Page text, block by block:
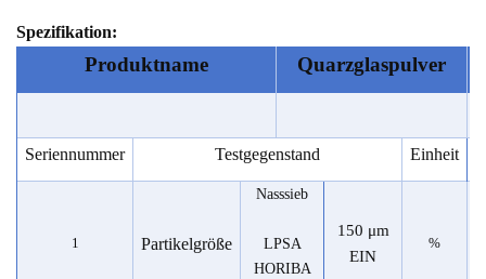
Spezifikation:
Produktname Quarzglaspulver
Seriennummer Testgegenstand Einheit
1 Partikelgröße
Nasssieb
LPSA
HORIBA
150 μm
EIN
%